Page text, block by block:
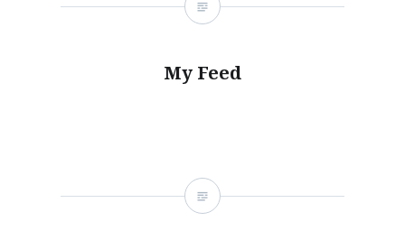
My Feed